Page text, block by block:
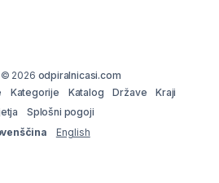
2026 odpiralnicasi.com
Kategorije Katalog Države
Kraji
Splošni pogoji
English